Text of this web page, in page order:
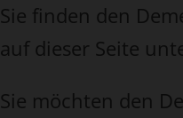
Sie finden den
auf dieser Seite
Sie möchten den